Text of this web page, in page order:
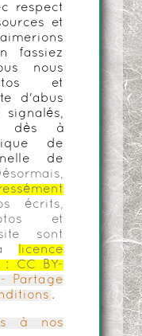
respect
et
fassiez
nous
et
d'abus
dès à
de
de
écrits,
et
sont
licence
:
CC BY-
Partage
.
à nos